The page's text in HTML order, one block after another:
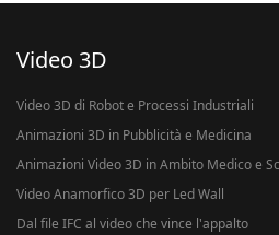
Video 3D
Video 3D di Robot e Processi Industriali
Animazioni 3D in Pubblicità e Medicina
Animazioni Video 3D in Ambito Medico e
Video Anamorfico 3D per Led Wall
Dal file IFC al video che vince l'appalto